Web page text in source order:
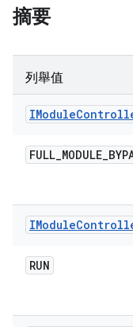
摘要
列舉值
IModule
FULL_MODULE_
IModule
RUN